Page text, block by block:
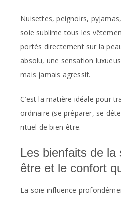
Nuisettes, peignoirs,
soie sublime tous les
portés directement sur la
absolu, une sensation
mais jamais agressif.
C’est la matière idéale pour
ordinaire (se préparer, se
rituel de bien-être.
Les bienfaits de la
être et le confort
La soie influence